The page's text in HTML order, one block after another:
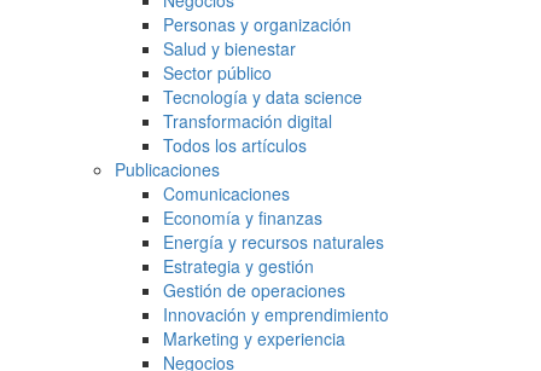
Personas y organización
Salud y bienestar
Sector público
Tecnología y data science
Transformación digital
Todos los artículos
Publicaciones
Comunicaciones
Economía y finanzas
Energía y recursos naturales
Estrategia y gestión
Gestión de operaciones
Innovación y emprendimiento
Marketing y experiencia
Negocios